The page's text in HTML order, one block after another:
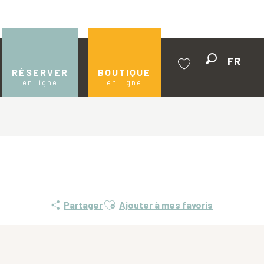
RÉSERVER
en ligne
BOUTIQUE
en ligne
FR
PartagerAjouter aux favoris
Ajouter à mes favoris